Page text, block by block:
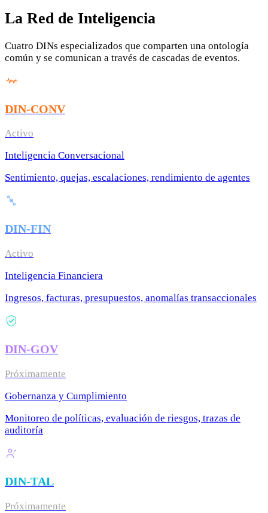
La Red de Inteligencia
Cuatro DINs especializados que comparten una ontología
común y se comunican a través de cascadas de eventos.
DIN-CONV
Activo
Inteligencia Conversacional
Sentimiento, quejas, escalaciones, rendimiento de agentes
DIN-FIN
Activo
Inteligencia Financiera
Ingresos, facturas, presupuestos, anomalías transaccionales
DIN-GOV
Próximamente
Gobernanza y Cumplimiento
Monitoreo de políticas, evaluación de riesgos, trazas de
auditoría
DIN-TAL
Próximamente